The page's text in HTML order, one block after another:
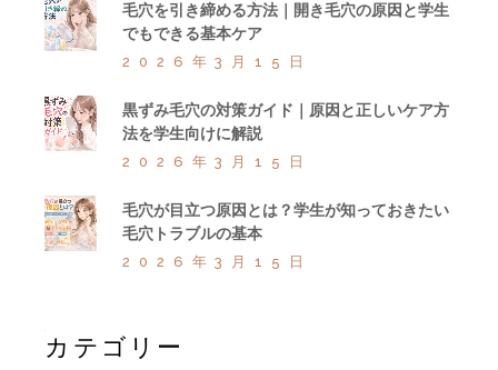
毛穴を引き締める方法｜開き毛穴の原因と学生
でもできる基本ケア
2026年3月15日
黒ずみ毛穴の対策ガイド｜原因と正しいケア方
法を学生向けに解説
2026年3月15日
毛穴が目立つ原因とは？学生が知っておきたい
毛穴トラブルの基本
2026年3月15日
カテゴリー